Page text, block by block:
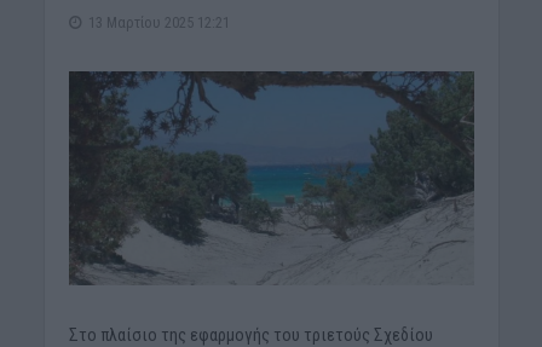
13 Μαρτίου 2025 12:21
Στο πλαίσιο της εφαρμογής του τριετούς Σχεδίου